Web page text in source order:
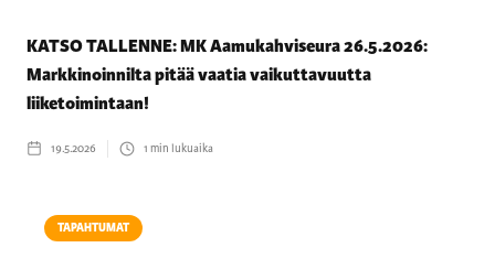
KATSO TALLENNE: MK Aamukahviseura 26.5.2026:
Markkinoinnilta pitää vaatia vaikuttavuutta
liiketoimintaan!
19.5.2026 1 min lukuaika
TAPAHTUMAT